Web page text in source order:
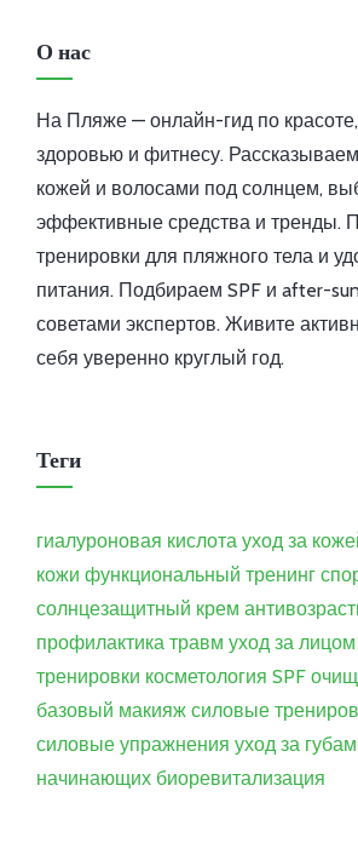
О нас
На Пляже — онлайн-гид по красоте,
здоровью и фитнесу.
кожей и волосами под солнцем,
эффективные средства и тренды.
тренировки для пляжного тела и
питания. Подбираем SPF и after-
советами экспертов. Живите
себя уверенно круглый год.
Теги
гиалуроновая кислота уход за
кожи функциональный тренинг
солнцезащитный крем
профилактика травм уход за лицом
тренировки косметология SPF
базовый макияж силовые
силовые упражнения уход за
начинающих биоревитализация